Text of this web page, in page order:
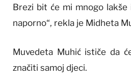
Brezi bit će mi mnogo
naporno“, rekla je Midheta
Muvedeta Muhić ističe da
značiti samoj djeci.